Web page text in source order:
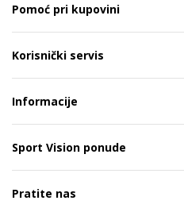
Pomoć pri kupovini
Korisnički servis
Informacije
Sport Vision ponude
Pratite nas